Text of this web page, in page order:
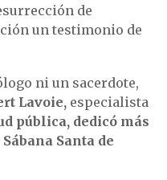
de
un testimonio de
ni un sacerdote,
Lavoie, especialista
pública, dedicó más
Santa de